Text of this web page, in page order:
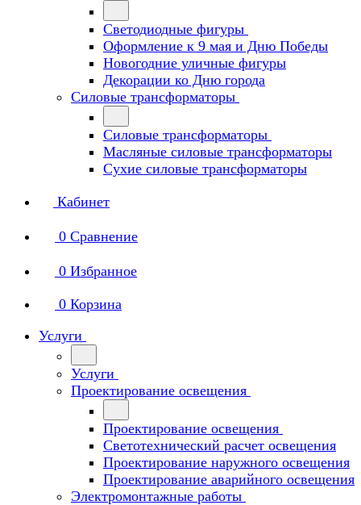
Светодиодные фигуры
Оформление к 9 мая и Дню Победы
Новогодние уличные фигуры
Декорации ко Дню города
Силовые трансформаторы
Силовые трансформаторы
Масляные силовые трансформаторы
Сухие силовые трансформаторы
Кабинет
0 Сравнение
0 Избранное
0 Корзина
Услуги
Услуги
Проектирование освещения
Проектирование освещения
Светотехнический расчет освещения
Проектирование наружного освещения
Проектирование аварийного освещения
Электромонтажные работы